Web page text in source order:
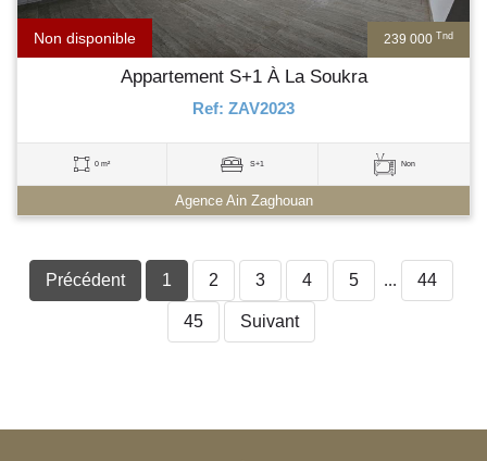
239 000 Tnd
Non disponible
Appartement S+1 À La Soukra
Ref: ZAV2023
0 m² S+1 Non
Agence Ain Zaghouan
Précédent 1 2 3 4 5 ... 44
45 Suivant